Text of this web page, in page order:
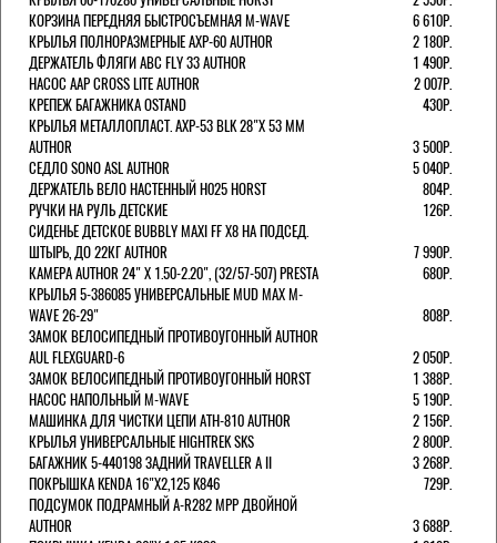
КОРЗИНА ПЕРЕДНЯЯ БЫСТРОСЪЕМНАЯ M-WAVE
6 610Р.
КРЫЛЬЯ ПОЛНОРАЗМЕРНЫЕ AXP-60 AUTHOR
2 180Р.
ДЕРЖАТЕЛЬ ФЛЯГИ АВС FLY 33 AUTHOR
1 490Р.
НАСОС AAP CROSS LITE AUTHOR
2 007Р.
КРЕПЕЖ БАГАЖНИКА OSTAND
430Р.
КРЫЛЬЯ МЕТАЛЛОПЛАСТ. AXP-53 BLK 28"Х 53 ММ
AUTHOR
3 500Р.
СЕДЛО SONO ASL AUTHOR
5 040Р.
ДЕРЖАТЕЛЬ ВЕЛО НАСТЕННЫЙ H025 HORST
804Р.
РУЧКИ НА РУЛЬ ДЕТСКИЕ
126Р.
СИДЕНЬЕ ДЕТСКОЕ BUBBLY MAXI FF X8 НА ПОДСЕД.
ШТЫРЬ, ДО 22КГ AUTHOR
7 990Р.
КАМЕРА AUTHOR 24" Х 1.50-2.20", (32/57-507) PRESTA
680Р.
КРЫЛЬЯ 5-386085 УНИВЕРСАЛЬНЫЕ MUD MAX M-
WAVE 26-29"
808Р.
ЗАМОК ВЕЛОСИПЕДНЫЙ ПРОТИВОУГОННЫЙ AUTHOR
AUL FLEXGUARD-6
2 050Р.
ЗАМОК ВЕЛОСИПЕДНЫЙ ПРОТИВОУГОННЫЙ HORST
1 388Р.
НАСОС НАПОЛЬНЫЙ M-WAVE
5 190Р.
МАШИНКА ДЛЯ ЧИСТКИ ЦЕПИ ATH-810 AUTHOR
2 156Р.
КРЫЛЬЯ УНИВЕРСАЛЬНЫЕ HIGHTREK SKS
2 800Р.
БАГАЖНИК 5-440198 ЗАДНИЙ TRAVELLER A II
3 268Р.
ПОКРЫШКА KENDA 16"Х2,125 K846
729Р.
ПОДСУМОК ПОДРАМНЫЙ A-R282 MPP ДВОЙНОЙ
AUTHOR
3 688Р.